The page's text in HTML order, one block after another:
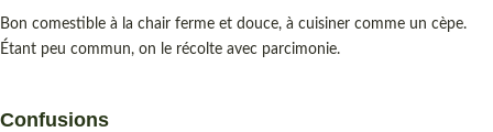
Bon comestible à la chair ferme et douce, à cuisiner comme un cèpe.
Étant peu commun, on le récolte avec parcimonie.
Confusions